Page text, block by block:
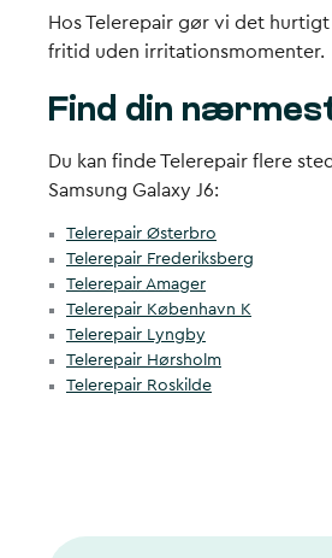
Hos Telerepair gør vi det
fritid uden irritationsmomenter.
Find din
Du kan finde Telerepair flere
Samsung Galaxy J6:
Telerepair Østerbro
Telerepair Frederiksberg
Telerepair Amager
Telerepair København K
Telerepair Lyngby
Telerepair Hørsholm
Telerepair Roskilde